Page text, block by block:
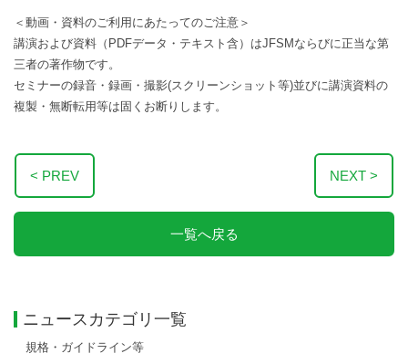
＜動画・資料のご利用にあたってのご注意＞
講演および資料（PDFデータ・テキスト含）はJFSMならびに正当な第
三者の著作物です。
セミナーの録音・録画・撮影(スクリーンショット等)並びに講演資料の
複製・無断転用等は固くお断りします。
< PREV NEXT >
一覧へ戻る
ニュースカテゴリ一覧
規格・ガイドライン等